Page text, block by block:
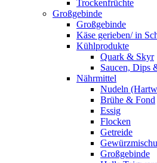
Trockenfrüchte
Großgebinde
Großgebinde
Käse gerieben/ in
Kühlprodukte
Quark & Skyr
Saucen, Dips
Nährmittel
Nudeln
Brühe & Fond
Essig
Flocken
Getreide
Großgebinde